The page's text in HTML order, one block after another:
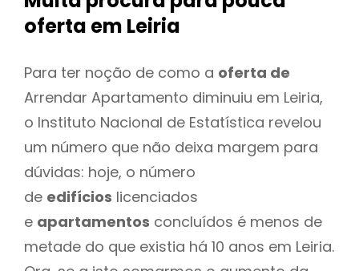
oferta em Leiria
Para ter noção de como a oferta de
Arrendar Apartamento diminuiu em Leiria,
o Instituto Nacional de Estatística revelou
um número que não deixa margem para
dúvidas: hoje, o número
de edifícios licenciados
e apartamentos concluídos é menos de
metade do que existia há 10 anos em Leiria.